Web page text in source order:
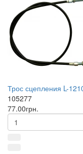
Трос сцепления L-
105277
77.00грн.